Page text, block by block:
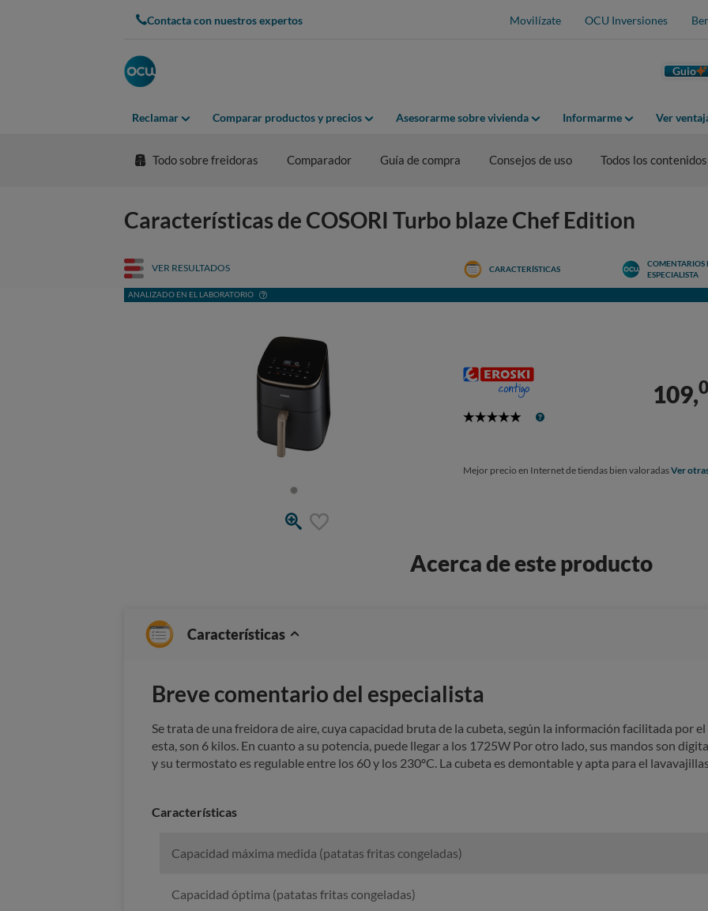
Contacta con nuestros expertos Movilízate OCU Inversiones
Guio
Reclamar Comparar productos y precios Asesorarme sobre vivienda Informarme Ver
Todo sobre freidoras Comparador Guía de compra Consejos de uso Todos los contenidos
Características de COSORI Turbo blaze Chef Edition
VER RESULTADOS
ANALIZADO EN EL LABORATORIO
CARACTERÍSTICAS
COMENTARIOS
ESPECIALISTA
5
109,
Mejor precio en Internet de tiendas bien valoradasVer
Acerca de este producto
Características
Breve comentario del especialista
Se trata de una freidora de aire, cuya capacidad bruta de la cubeta, según la información facilitada por
esta, son 6 kilos. En cuanto a su potencia, puede llegar a los 1725W Por otro lado, sus mandos son
y su termostato es regulable entre los 60 y los 230ºC. La cubeta es demontable y apta para el
Características
Capacidad máxima medida (patatas fritas congeladas)
Capacidad óptima (patatas fritas congeladas)